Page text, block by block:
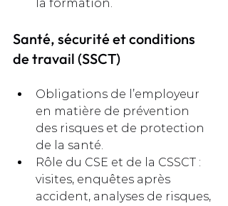
la formation.
Santé, sécurité et conditions
de travail (SSCT)
Obligations de l’employeur
en matière de prévention
des risques et de protection
de la santé.
Rôle du CSE et de la CSSCT :
visites, enquêtes après
accident, analyses de risques,